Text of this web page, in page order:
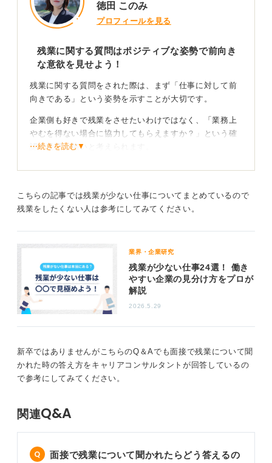
徳田 このみ
プロフィールを見る
残業に関する質問はポジティブな姿勢で前向き
な意欲を見せよう！
残業に関する質問をされた際は、まず「仕事に対して前
向きである」という姿勢を示すことが大切です。
企業側も好きで残業をさせたいわけではなく、「業務上
やむを得ない場合に協力してもらえますか？」という確
認の意図が強いと考えられます。
で、伝え方には工夫が必要です。基本的には「大丈夫で
す」と答えるのが良いと思います。
意欲も付け加えよう！
そのうえで、「もちろん、残業を前提とするのではな
く、まずは時間内に最大限のパフォーマンスを発揮でき
るよう、効率的に仕事を進めたいと考えております」と
つ、自身の考えもスマートに伝えることができます。
0
⋯続きを読む▼
こちらの記事では残業が少ない仕事についてまとめているので
残業をしたくない人は参考にしてみてください。
業界・企業研究
残業が少ない仕事24選！ 働き
やすい企業の見分け方をプロが
解説
2026.5.29
新卒ではありませんがこちらのQ＆Aでも面接で残業について聞
かれた時の答え方をキャリアコンサルタントが回答しているの
で参考にしてみてください。
関連Q&A
面接で残業について聞かれたらどう答えるの